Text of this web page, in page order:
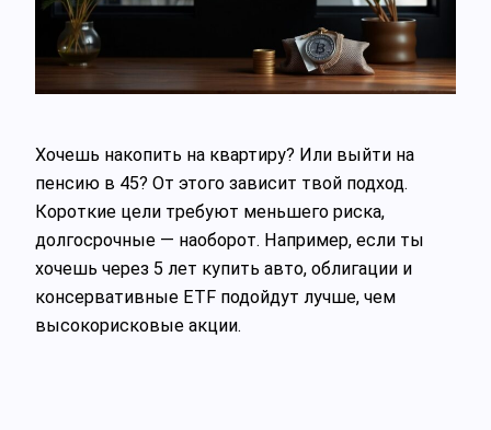
Хочешь накопить на квартиру? Или выйти на
пенсию в 45? От этого зависит твой подход.
Короткие цели требуют меньшего риска,
долгосрочные — наоборот. Например, если ты
хочешь через 5 лет купить авто, облигации и
консервативные ETF подойдут лучше, чем
высокорисковые акции.